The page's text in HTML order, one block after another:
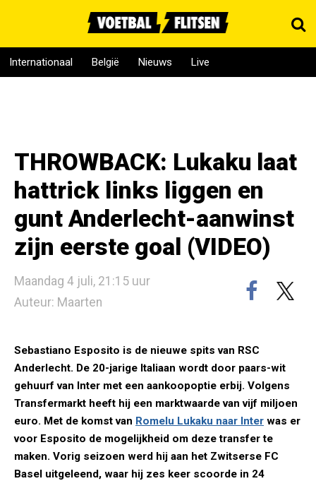
Internationaal België Nieuws Live
THROWBACK: Lukaku laat
hattrick links liggen en
gunt Anderlecht-aanwinst
zijn eerste goal (VIDEO)
Maandag 4 juli, 21:15 uur
Auteur: Maarten
Sebastiano Esposito is de nieuwe spits van RSC
Anderlecht. De 20-jarige Italiaan wordt door paars-wit
gehuurf van Inter met een aankoopoptie erbij. Volgens
Transfermarkt heeft hij een marktwaarde van vijf miljoen
euro. Met de komst van Romelu Lukaku naar Inter was er
voor Esposito de mogelijkheid om deze transfer te
maken. Vorig seizoen werd hij aan het Zwitserse FC
Basel uitgeleend, waar hij zes keer scoorde in 24